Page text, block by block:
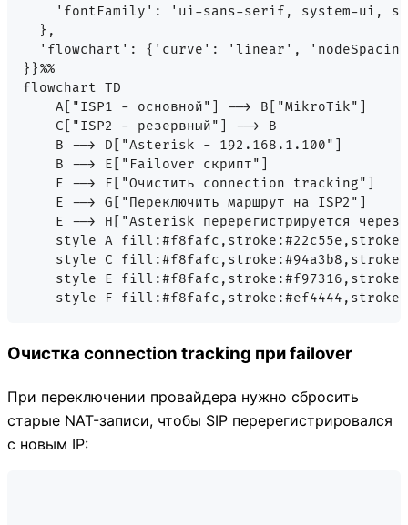
'fontFamily': 'ui-sans-serif, system-ui,
  },
'flowchart': {'curve': 'linear',
}}%%
flowchart TD
    A["ISP1 - основной"] --> B["MikroTik"]
    C["ISP2 - резервный"] --> B
    B --> D["Asterisk - 192.168.1.100"]
    B --> E["Failover скрипт"]
    E --> F["Очистить connection tracking"]
    E --> G["Переключить маршрут на ISP2"]
E --> H["Asterisk перерегистрируется через
style A
style C
style E
Очистка connection tracking при failover
При переключении провайдера нужно сбросить
старые NAT-записи, чтобы SIP перерегистрировался
с новым IP: